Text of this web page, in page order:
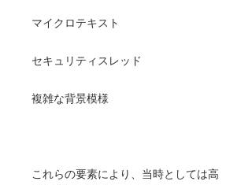
マイクロテキスト
セキュリティスレッド
複雑な背景模様
これらの要素により、当時としては高